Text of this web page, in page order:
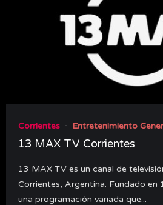
Corrientes Entretenimiento
13 MAX TV Corrientes
13 MAX TV es un canal de
Corrientes, Argentina. Fundado en
una programación variada que...